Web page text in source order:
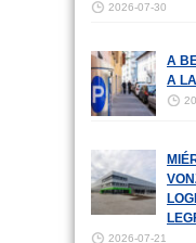
2026-07-30
A
A
2026-07-21